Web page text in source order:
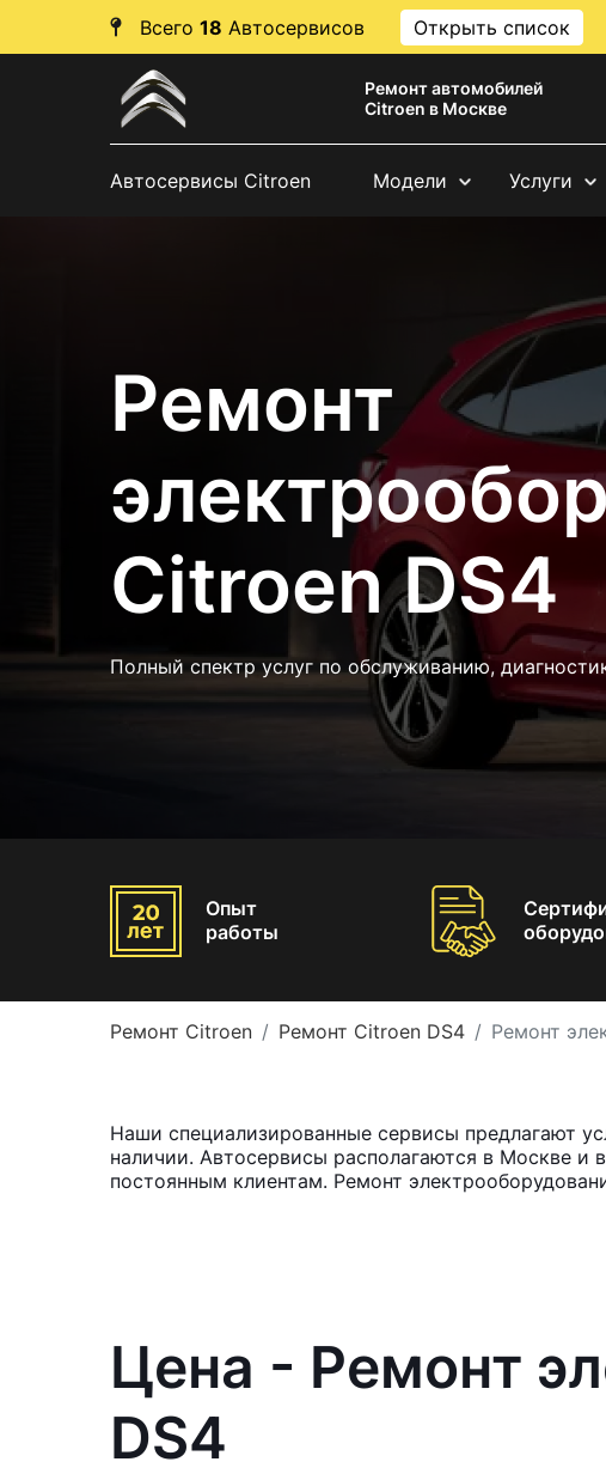
Всего 18 Автосервисов Открыть список
Ремонт автомобилей
Citroen в Москве
Автосервисы Citroen Модели Услуги
Ремонт
Citroen DS4
Полный спектр услуг по обслуживанию,
Опыт
работы
Ремонт Citroen Ремонт Citroen DS4 Ремонт
Наши специализированные сервисы предлагают
наличии. Автосервисы располагаются в Москве
постоянным клиентам. Ремонт
Цена - Ремонт
DS4